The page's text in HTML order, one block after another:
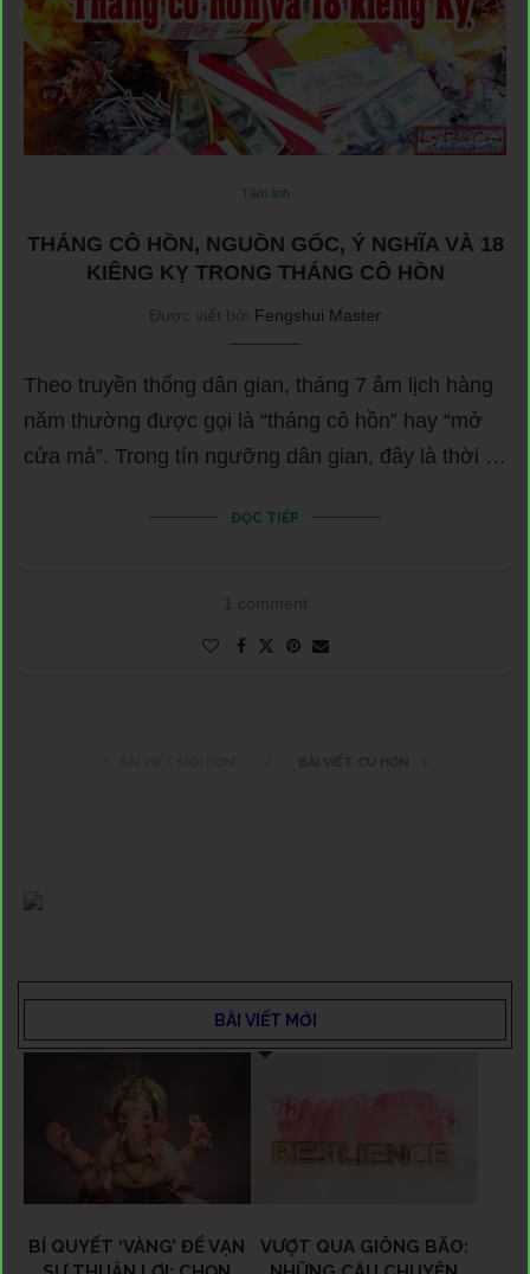
Tâm linh
THÁNG CÔ HỒN, NGUỒN GỐC, Ý NGHĨA VÀ 18
KIÊNG KỴ TRONG THÁNG CÔ HỒN
Được viết bởi Fengshui Master
Theo truyền thống dân gian, tháng 7 âm lịch hàng
năm thường được gọi là “tháng cô hồn” hay “mở
cửa mả”. Trong tín ngưỡng dân gian, đây là thời …
ĐỌC TIẾP
1 comment
BÀI VIẾT MỚI
BÍ QUYẾT ‘VÀNG’ ĐỂ VẠN
VƯỢT QUA GIÔNG BÃO: